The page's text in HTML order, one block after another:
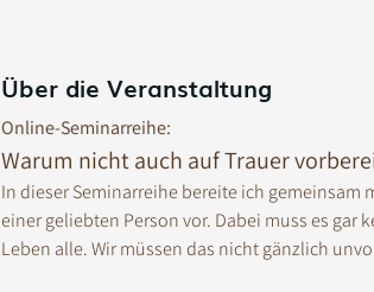
Über die Veranstaltung
Online-Seminarreihe:
Warum nicht auch auf Trauer
In dieser Seminarreihe bereite ich gemeinsam
einer geliebten Person vor. Dabei muss es
Leben alle. Wir müssen das nicht gänzlich